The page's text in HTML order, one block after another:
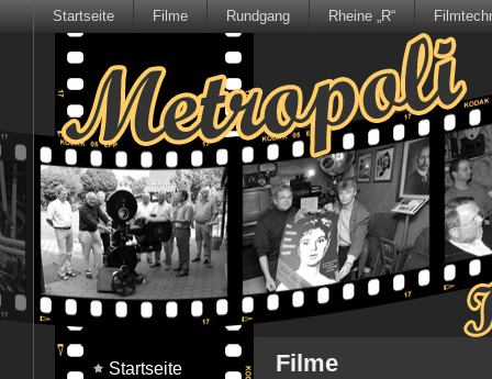
Startseite Filme Rundgang Rheine „R“
Startseite
Filme